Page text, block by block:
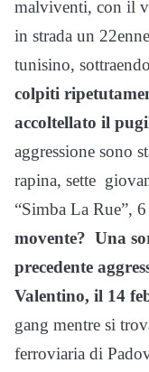
malviventi, con il
in strada un
tunisino,
colpiti
accoltellato il
aggressione sono
rapina, sette
“Simba La Rue”,
movente? Una
precedente
Valentino, il 14
gang mentre si
ferroviaria di